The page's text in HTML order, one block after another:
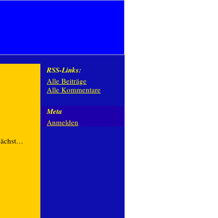
RSS-Links:
Alle Beiträge
Alle Kommentare
Meta
Anmelden